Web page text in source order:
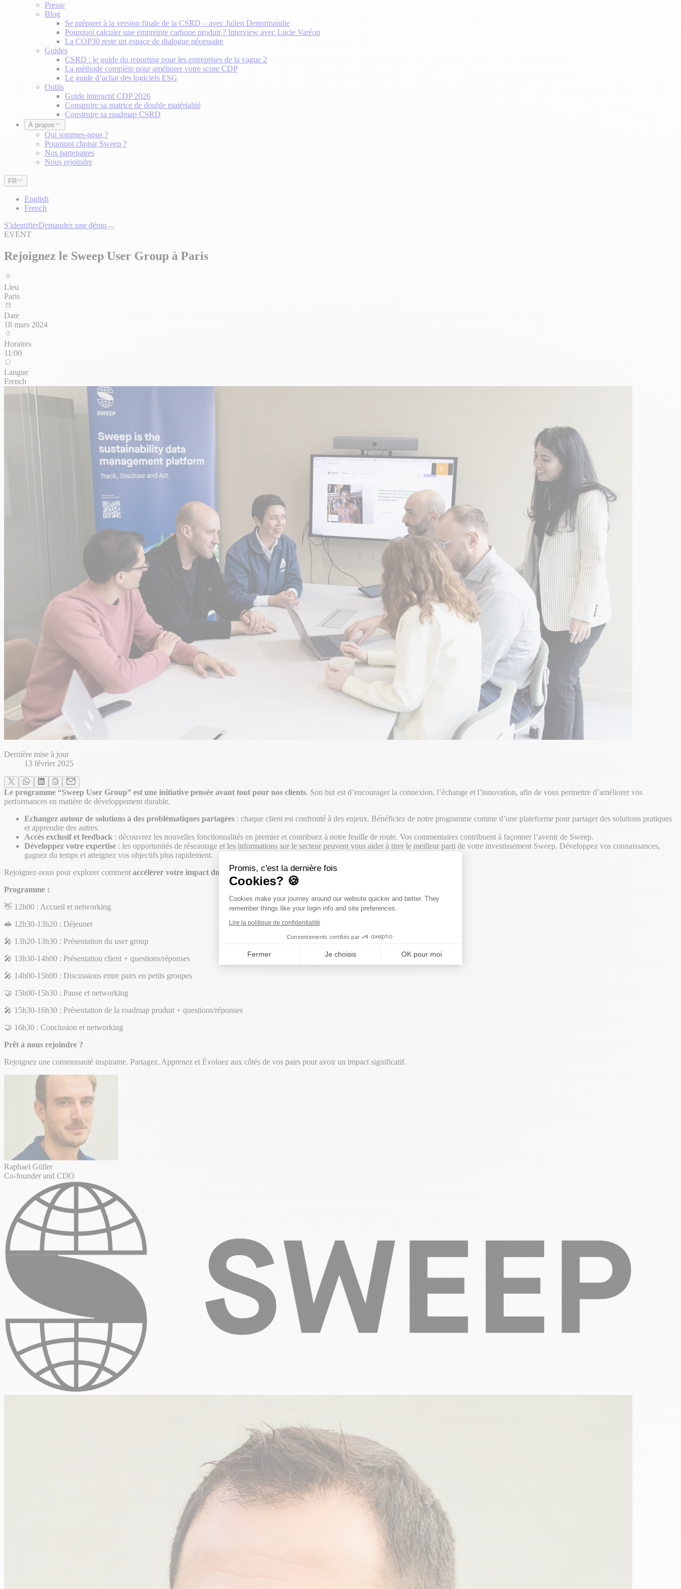
Promis, c'est la dernière fois
Cookies? 🍪
Plateforme de Gestion du Consentement : Personnalisez vos Options
Cookies make your journey around our website quicker and better. They
remember things like your login info and site preferences.
Lire la politique de confidentialité
Consentements certifiés par
Fermer Je choisis OK pour moi
Axeptio consent
Presse
Blog
Se préparer à la version finale de la CSRD – avec Julien Denormandie
Pourquoi calculer une empreinte carbone produit ? Interview avec Lucie Varéon
La COP30 reste un espace de dialogue nécessaire
Guides
CSRD : le guide du reporting pour les entreprises de la vague 2
La méthode complète pour améliorer votre score CDP
Le guide d’achat des logiciels ESG
Outils
Guide interactif CDP 2026
Construire sa matrice de double matérialité
Construire sa roadmap CSRD
À propos
Qui sommes-nous ?
Pourquoi choisir Sweep ?
Nos partenaires
Nous rejoindre
FR
English
French
S'identifierDemandez une démo
EVENT
Rejoignez le Sweep User Group à Paris
Lieu
Paris
Date
18 mars 2024
Horaires
11:00
Langue
French
Dernière mise à jour
13 février 2025
Le programme “Sweep User Group” est une initiative pensée avant tout pour nos clients. Son but est d’encourager la connexion, l’échange et l’innovation, afin de vous permettre d’améliorer vos
performances en matière de développement durable.
Echangez autour de solutions à des problématiques partagées : chaque client est confronté à des enjeux. Bénéficiez de notre programme comme d’une plateforme pour partager des solutions pratiques
et apprendre des autres.
Accès exclusif et feedback : découvrez les nouvelles fonctionnalités en premier et contribuez à notre feuille de route. Vos commentaires contribuent à façonner l’avenir de Sweep.
Développez votre expertise : les opportunités de réseautage et les informations sur le secteur peuvent vous aider à tirer le meilleur parti de votre investissement Sweep. Développez vos connaissances,
gagnez du temps et atteignez vos objectifs plus rapidement.
Rejoignez-nous pour explorer comment accélérer votre impact durablegrâce à des outils et des processus plus efficaces.
Programme :
👋 12h00 : Accueil et networking
🥪 12h30-13h20 : Déjeuner
🎤 13h20-13h30 : Présentation du user group
🎤 13h30-14h00 : Présentation client + questions/réponses
🎤 14h00-15h00 : Discussions entre pairs en petits groupes
🤝 15h00-15h30 : Pause et networking
🎤 15h30-16h30 : Présentation de la roadmap produit + questions/réponses
🤝 16h30 : Conclusion et networking
Prêt à nous rejoindre ?
Rejoignez une communauté inspirante. Partagez, Apprenez et Évoluez aux côtés de vos pairs pour avoir un impact significatif.
Raphael Güller
Co-founder and CDO